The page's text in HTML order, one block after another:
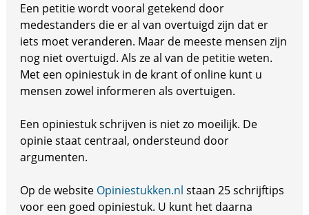
Een petitie wordt vooral getekend door
medestanders die er al van overtuigd zijn dat er
iets moet veranderen. Maar de meeste mensen zijn
nog niet overtuigd. Als ze al van de petitie weten.
Met een opiniestuk in de krant of online kunt u
mensen zowel informeren als overtuigen.
Een opiniestuk schrijven is niet zo moeilijk. De
opinie staat centraal, ondersteund door
argumenten.
Op de website Opiniestukken.nl staan 25 schrijftips
voor een goed opiniestuk. U kunt het daarna